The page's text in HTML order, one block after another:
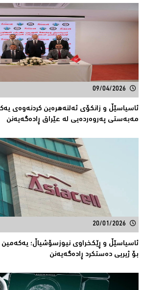
09/04/2026
مەبەستی پەروەردەیی لە عێراق ڕادەگەیەنن
20/01/2026
ئاسیاسێڵ و ڕێکخراوی نیوزسۆشیاڵ؛
بۆ ژیریی دەستکرد ڕادەگەیەنن